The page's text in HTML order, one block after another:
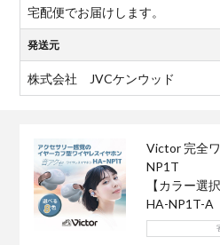
宅配便でお届けします。
発送元
株式会社 JVCケンウッド
Victor 完全
NP1T
【カラー選択
HA-NP1T-A